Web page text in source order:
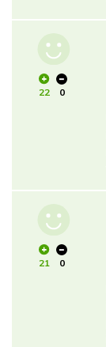
22 0
21 0